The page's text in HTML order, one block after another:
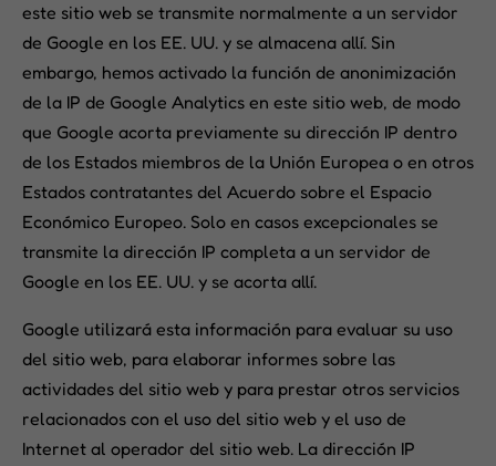
este sitio web se transmite normalmente a un servidor
de Google en los EE. UU. y se almacena allí. Sin
embargo, hemos activado la función de anonimización
de la IP de Google Analytics en este sitio web, de modo
que Google acorta previamente su dirección IP dentro
de los Estados miembros de la Unión Europea o en otros
Estados contratantes del Acuerdo sobre el Espacio
Económico Europeo. Solo en casos excepcionales se
transmite la dirección IP completa a un servidor de
Google en los EE. UU. y se acorta allí.
Google utilizará esta información para evaluar su uso
del sitio web, para elaborar informes sobre las
actividades del sitio web y para prestar otros servicios
relacionados con el uso del sitio web y el uso de
Internet al operador del sitio web. La dirección IP